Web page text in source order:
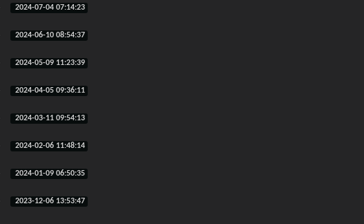
2024-07-04 07:14:23
2024-06-10 08:54:37
2024-05-09 11:23:39
2024-04-05 09:36:11
2024-03-11 09:54:13
2024-02-06 11:48:14
2024-01-09 06:50:35
2023-12-06 13:53:47